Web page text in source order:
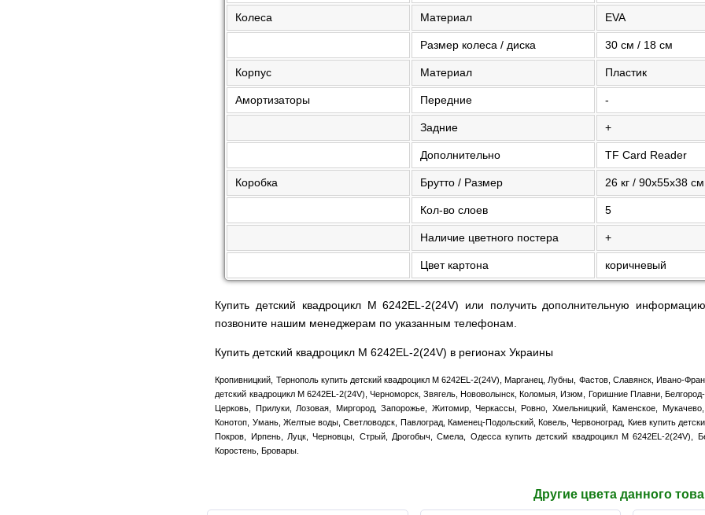
Колеса Материал EVA
Размер колеса / диска 30 см / 18 см
Корпус Материал Пластик
Амортизаторы Передние -
Задние +
Дополнительно TF Card Reader
Коробка Брутто / Размер 26 кг / 90х55х38 см
Кол-во слоев 5
Наличие цветного постера +
Цвет картона коричневый
Купить детский квадроцикл M 6242EL-2(24V) или получить дополнительную
позвоните нашим менеджерам по указанным телефонам.
Купить детский квадроцикл M 6242EL-2(24V) в регионах Украины
Кропивницкий, Тернополь купить детский квадроцикл M 6242EL-2(24V), Марганец, Лубны, Фастов, Славянск, Ивано-
детский квадроцикл M 6242EL-2(24V), Черноморск, Звягель, Нововолынск, Коломыя, Изюм, Горишние Плавни,
Церковь, Прилуки, Лозовая, Миргород, Запорожье, Житомир, Черкассы, Ровно, Хмельницкий, Каменское,
Конотоп, Умань, Желтые воды, Светловодск, Павлоград, Каменец-Подольский, Ковель, Червоноград, Киев купить
Покров, Ирпень, Луцк, Черновцы, Стрый, Дрогобыч, Смела, Одесса купить детский квадроцикл M 6242EL-
Коростень, Бровары.
Другие цвета данного